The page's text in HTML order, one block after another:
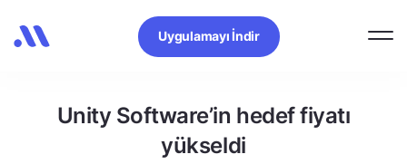
Uygulamayı İndir
Unity Software’in hedef fiyatı
yükseldi